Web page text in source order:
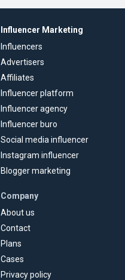
Influencer Marketing
Influencers
Advertisers
Affiliates
Influencer platform
Influencer agency
Influencer buro
Social media influencer
Instagram influencer
Blogger marketing
Company
About us
Contact
Plans
Cases
Privacy policy